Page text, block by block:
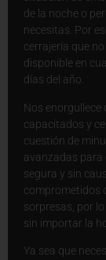
de la noche o
necesitas. Por
cerrajería que
disponible en
días del año.
Nos
capacitados y
cuestión de
avanzadas para
segura y sin
comprometidos
sorpresas, por
sin importar la
Ya sea que